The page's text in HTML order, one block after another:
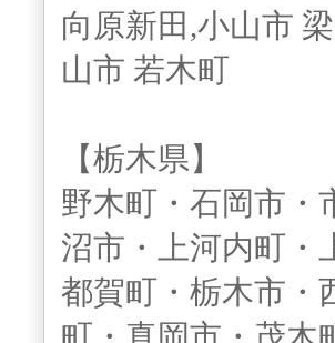
向原新田,小山市
山市 若木町
【栃木県】
野木町・石岡市・
沼市・上河内町・
都賀町・栃木市・